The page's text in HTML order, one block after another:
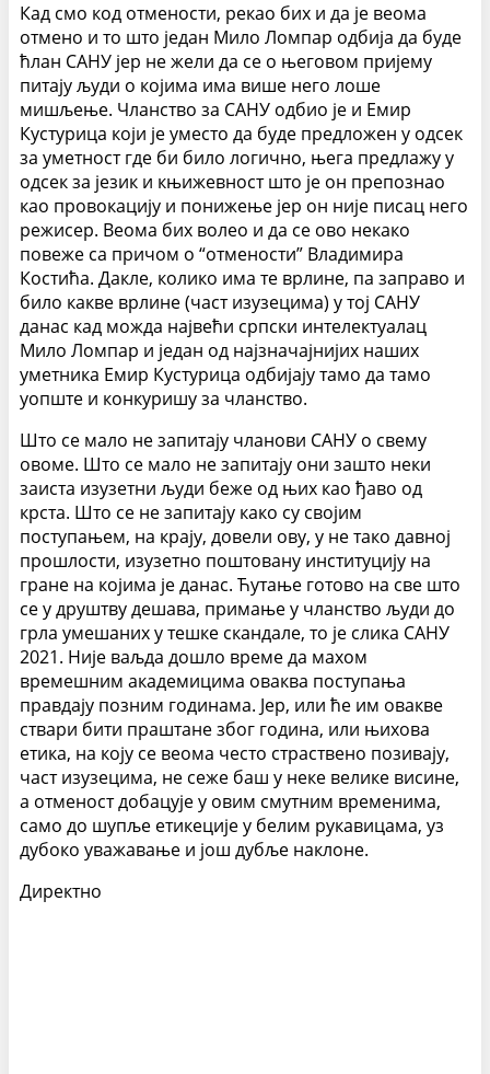
Кад смо код отмености, рекао бих и да је веома
отмено и то што један Мило Ломпар одбија да буде
ћлан САНУ јер не жели да се о његовом пријему
питају људи о којима има више него лоше
мишљење. Чланство за САНУ одбио је и Емир
Кустурица који је уместо да буде предложен у одсек
за уметност где би било логично, њега предлажу у
одсек за језик и књижевност што је он препознао
као провокацију и понижење јер он није писац него
режисер. Веома бих волео и да се ово некако
повеже са причом о “отмености” Владимира
Костића. Дакле, колико има те врлине, па заправо и
било какве врлине (част изузецима) у тој САНУ
данас кад можда највећи српски интелектуалац
Мило Ломпар и један од најзначајнијих наших
уметника Емир Кустурица одбијају тамо да тамо
уопште и конкуришу за чланство.
Што се мало не запитају чланови САНУ о свему
овоме. Што се мало не запитају они зашто неки
заиста изузетни људи беже од њих као ђаво од
крста. Што се не запитају како су својим
поступањем, на крају, довели ову, у не тако давној
прошлости, изузетно поштовану институцију на
гране на којима је данас. Ћутање готово на све што
се у друштву дешава, примање у чланство људи до
грла умешаних у тешке скандале, то је слика САНУ
2021. Није ваљда дошло време да махом
времешним академицима оваква поступања
правдају позним годинама. Јер, или ће им овакве
ствари бити праштане због година, или њихова
етика, на коју се веома често страствено позивају,
част изузецима, не сеже баш у неке велике висине,
а отменост добацује у овим смутним временима,
само до шупље етикеције у белим рукавицама, уз
дубоко уважавање и још дубље наклоне.
Директно